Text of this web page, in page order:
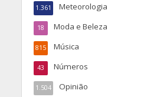
Meteorologia
1.361
Moda e Beleza
18
Música
815
Números
43
Opinião
1.504